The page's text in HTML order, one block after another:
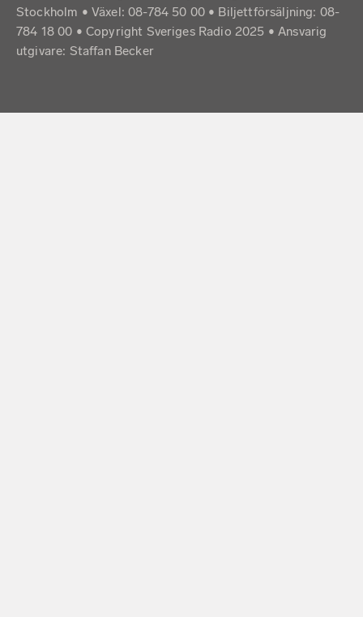
Stockholm • Växel: 08-784 50 00 • Biljettförsäljning: 08-
784 18 00 • Copyright Sveriges Radio 2025 •Ansvarig
utgivare: Staffan Becker